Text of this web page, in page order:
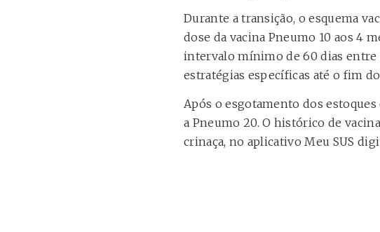
Durante a transição, o esquema
dose da vacina Pneumo 10 aos 4
intervalo mínimo de 60 dias entre
estratégias específicas até o fim
Após o esgotamento dos estoques
a Pneumo 20. O histórico de
crinaça, no aplicativo Meu SUS